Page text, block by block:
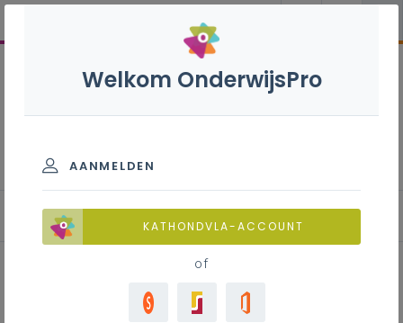
7de leerjaren
Welkom OnderwijsPro
AANMELDEN
KATHONDVLA-ACCOUNT
of